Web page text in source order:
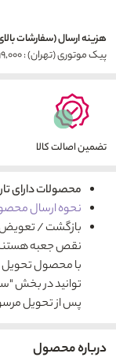
هزینه ارسال (سفارشات بالای ۲ میلیون و ۲۹۰ هزار تومان رایگان می
پیک موتوری (تهران) : ۹۹,۰۰۰ تومان
تضمین اصالت کالا
محصولات دارای
نحوه ارسال
بازگشت / تعویض
نقص جعبه
با محصول تحویل
پس از تحویل
درباره محصول